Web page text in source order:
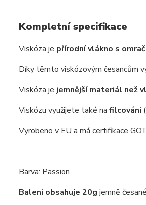
Kompletní specifikace
Viskóza je přírodní vlákno s
Díky těmto viskózovým česancům
Viskóza je jemnější materiál než
Viskózu využijete také na filcování
Vyrobeno v EU a má certifikace
Barva: Passion
Balení obsahuje 20g jemně